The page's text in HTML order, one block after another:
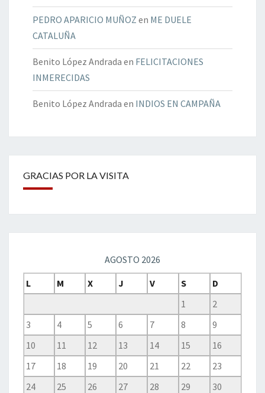
PEDRO APARICIO MUÑOZ en ME DUELE
CATALUÑA
Benito López Andrada en FELICITACIONES
INMERECIDAS
Benito López Andrada en INDIOS EN CAMPAÑA
GRACIAS POR LA VISITA
AGOSTO 2026
L
M X J V S
D
1
2
3
4 5 6 7 8
9
10
11 12 13 14 15
16
17
18 19 20 21 22
23
24
25 26 27 28 29
30